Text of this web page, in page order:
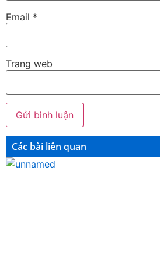
Email *
Trang web
Các bài liên quan